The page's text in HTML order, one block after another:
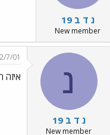
נ ד ב 19
New member
נ
נ ד ב 19
New member
7/01
איזה